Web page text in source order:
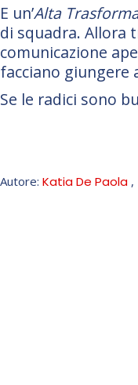
E un’Alta
di squadra. Allora
comunicazione
facciano giungere
Se le radici sono
Autore: Katia De Paola ,